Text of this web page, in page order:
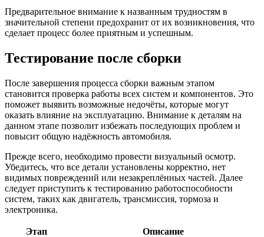
Предварительное внимание к названным трудностям в
значительной степени предохранит от их возникновения, что
сделает процесс более приятным и успешным.
Тестирование после сборки
После завершения процесса сборки важным этапом
становится проверка работы всех систем и компонентов. Это
поможет выявить возможные недочёты, которые могут
оказать влияние на эксплуатацию. Внимание к деталям на
данном этапе позволит избежать последующих проблем и
повысит общую надёжность автомобиля.
Прежде всего, необходимо провести визуальный осмотр.
Убедитесь, что все детали установлены корректно, нет
видимых повреждений или незакреплённых частей. Далее
следует приступить к тестированию работоспособности
систем, таких как двигатель, трансмиссия, тормоза и
электроника.
Этап
Описание